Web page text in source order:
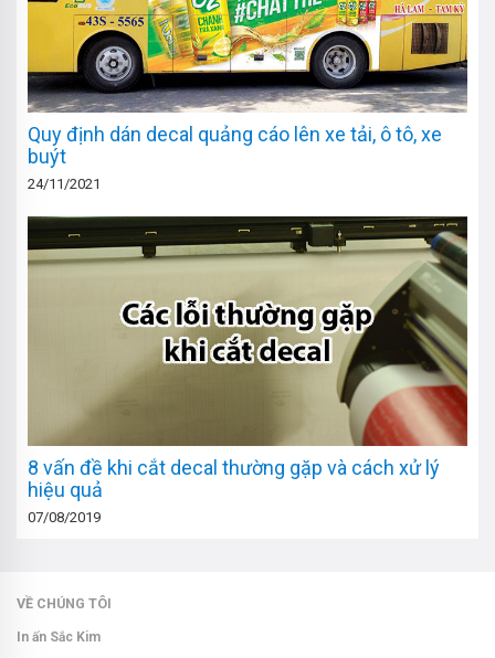
Quy định dán decal quảng cáo lên xe tải, ô tô, xe
buýt
24/11/2021
8 vấn đề khi cắt decal thường gặp và cách xử lý
hiệu quả
07/08/2019
VỀ CHÚNG TÔI
In ấn Sắc Kim